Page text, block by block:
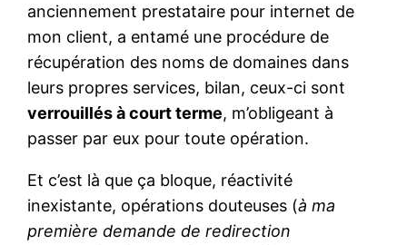
anciennement prestataire pour internet de
mon client, a entamé une procédure de
récupération des noms de domaines dans
leurs propres services, bilan, ceux-ci sont
verrouillés à court terme, m’obligeant à
passer par eux pour toute opération.
Et c’est là que ça bloque, réactivité
inexistante, opérations douteuses (à ma
première demande de redirection